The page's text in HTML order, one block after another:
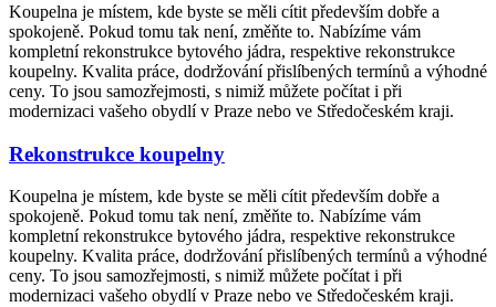
Koupelna je místem, kde byste se měli cítit především dobře a
spokojeně. Pokud tomu tak není, změňte to. Nabízíme vám
kompletní rekonstrukce bytového jádra, respektive rekonstrukce
koupelny. Kvalita práce, dodržování přislíbených termínů a výhodné
ceny. To jsou samozřejmosti, s nimiž můžete počítat i při
modernizaci vašeho obydlí v Praze nebo ve Středočeském kraji.
Rekonstrukce koupelny
Koupelna je místem, kde byste se měli cítit především dobře a
spokojeně. Pokud tomu tak není, změňte to. Nabízíme vám
kompletní rekonstrukce bytového jádra, respektive rekonstrukce
koupelny. Kvalita práce, dodržování přislíbených termínů a výhodné
ceny. To jsou samozřejmosti, s nimiž můžete počítat i při
modernizaci vašeho obydlí v Praze nebo ve Středočeském kraji.